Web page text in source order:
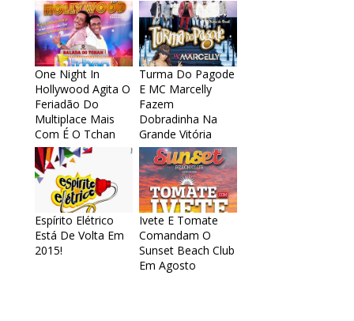
One Night In
Hollywood Agita O
Feriadão Do
Multiplace Mais
Com É O Tchan
Turma Do Pagode
E MC Marcelly
Fazem
Dobradinha Na
Grande Vitória
Espírito Elétrico
Está De Volta Em
2015!
Ivete E Tomate
Comandam O
Sunset Beach Club
Em Agosto